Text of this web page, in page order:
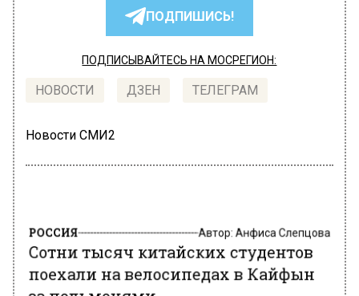
ПОДПИШИСЬ!
ПОДПИСЫВАЙТЕСЬ НА МОСРЕГИОН:
НОВОСТИ ДЗЕН ТЕЛЕГРАМ
Новости СМИ2
Сотни тысяч китайских студентов
поехали на велосипедах в Кайфын
за пельменями